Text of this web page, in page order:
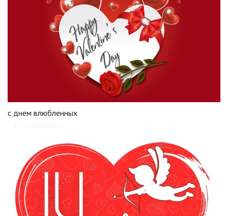
с днем влюбленных